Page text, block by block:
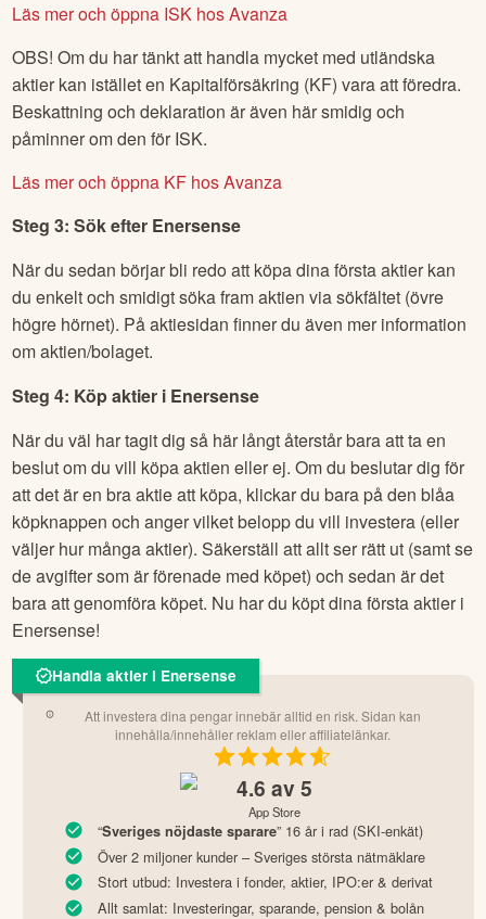
Läs mer och öppna ISK hos Avanza
OBS! Om du har tänkt att handla mycket med utländska
aktier kan istället en Kapitalförsäkring (KF) vara att föredra.
Beskattning och deklaration är även här smidig och
påminner om den för ISK.
Läs mer och öppna KF hos Avanza
Steg 3: Sök efter Enersense
När du sedan börjar bli redo att köpa dina första aktier kan
du enkelt och smidigt söka fram aktien via sökfältet (övre
högre hörnet). På aktiesidan finner du även mer information
om aktien/bolaget.
Steg 4: Köp aktier i Enersense
När du väl har tagit dig så här långt återstår bara att ta en
beslut om du vill köpa aktien eller ej. Om du beslutar dig för
att det är en bra aktie att köpa, klickar du bara på den blåa
köpknappen och anger vilket belopp du vill investera (eller
väljer hur många aktier). Säkerställ att allt ser rätt ut (samt se
de avgifter som är förenade med köpet) och sedan är det
bara att genomföra köpet. Nu har du köpt dina första aktier i
Enersense!
Handla aktier i Enersense
Att investera dina pengar innebär alltid en risk. Sidan kan
innehålla/innehåller reklam eller affiliatelänkar.
4.6 av 5
App Store
“Sveriges nöjdaste sparare” 16 år i rad (SKI-enkät)
Över 2 miljoner kunder – Sveriges största nätmäklare
Stort utbud: Investera i fonder, aktier, IPO:er & derivat
Allt samlat: Investeringar, sparande, pension & bolån